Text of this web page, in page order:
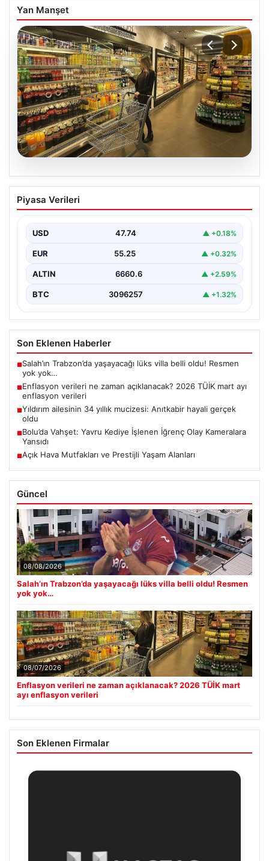
Yan Manşet
07.08.2026
Enflasyon verileri ne zaman
açıklanacak? 2026 TÜİK mart ayı
Piyasa Verileri
USD 47.74 ▲ +0.18%
EUR 55.25 ▲ +0.32%
ALTIN 6660.6 ▲ +2.59%
BTC 3096257 ▲ +1.32%
Son Eklenen Haberler
■Salah’ın Trabzon’da yaşayacağı lüks villa belli oldu! Resmen
yok yok…
■Enflasyon verileri ne zaman açıklanacak? 2026 TÜİK mart ayı
enflasyon verileri
■Yıldırım ailesinin 34 yıllık mucizesi: Anıtkabir hayali gerçek
oldu
■Bolu’da Vahşet: Yavru Kediye İşlenen İğrenç Olay Kameralara
Yansıdı
■Açık Hava Mutfakları ve Prestijli Yaşam Alanları
Güncel
08/08/2026
Salah’ın Trabzon’da yaşayacağı lüks villa belli oldu! Resmen
yok yok…
08/07/2026
Enflasyon verileri ne zaman açıklanacak? 2026 TÜİK mart
ayı enflasyon verileri
Son Eklenen Firmalar